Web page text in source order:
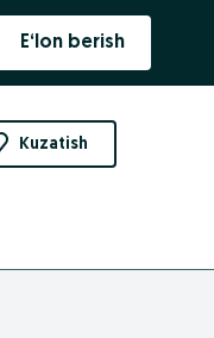
E‘lon berish
Kuzatish